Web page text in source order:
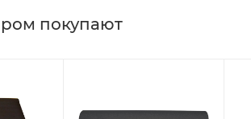
покупают